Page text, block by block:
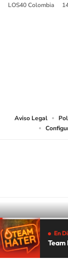
LOS40 Colombia
Aviso Legal
En